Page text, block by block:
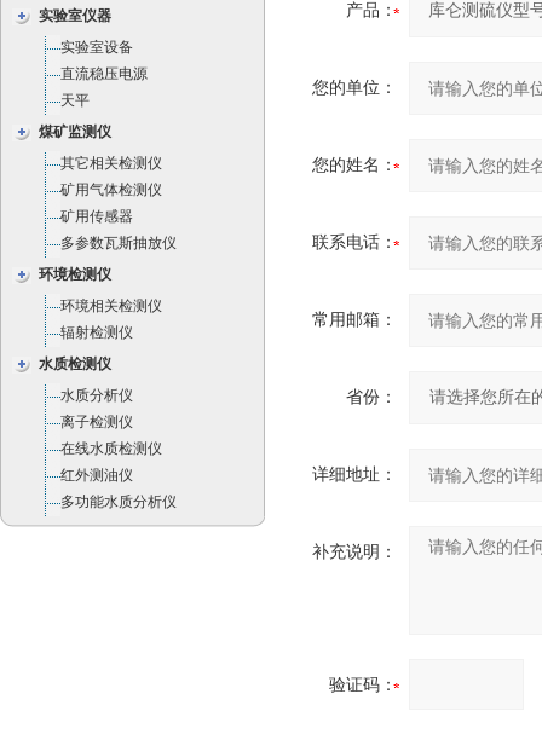
实验室仪器
实验室设备
直流稳压电源
天平
煤矿监测仪
其它相关检测仪
矿用气体检测仪
矿用传感器
多参数瓦斯抽放仪
环境检测仪
环境相关检测仪
辐射检测仪
水质检测仪
水质分析仪
离子检测仪
在线水质检测仪
红外测油仪
多功能水质分析仪
产品：
您的单位：
您的姓名：
联系电话：
常用邮箱：
省份：
详细地址：
补充说明：
验证码：